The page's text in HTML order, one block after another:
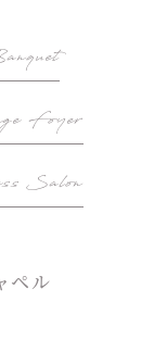
Foyer
Salon
ペル